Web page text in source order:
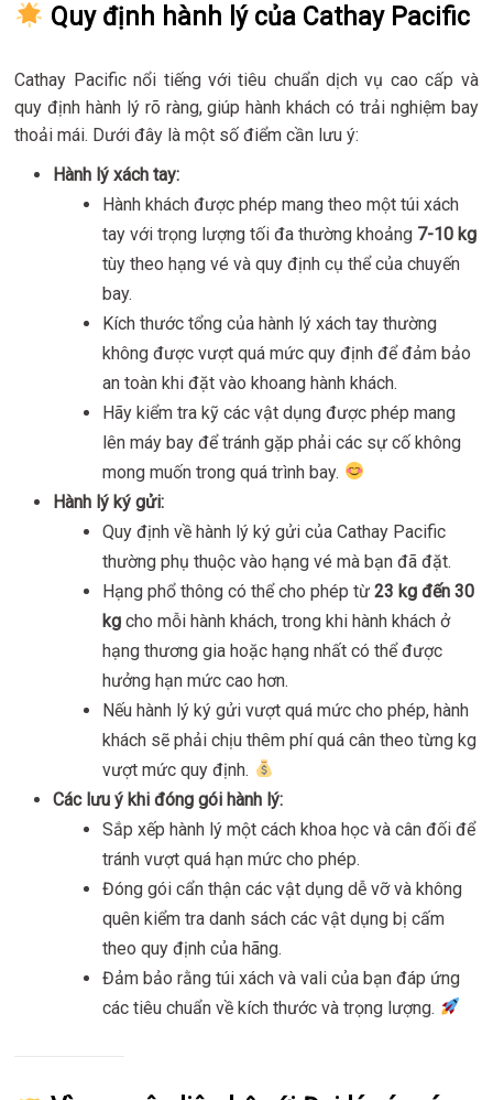
Quy định hành lý của Cathay Pacific
Cathay Pacific nổi tiếng với tiêu chuẩn dịch vụ cao cấp và
quy định hành lý rõ ràng, giúp hành khách có trải nghiệm bay
thoải mái. Dưới đây là một số điểm cần lưu ý:
Hành lý xách tay:
Hành khách được phép mang theo một túi xách
tay với trọng lượng tối đa thường khoảng 7-10 kg
tùy theo hạng vé và quy định cụ thể của chuyến
bay.
Kích thước tổng của hành lý xách tay thường
không được vượt quá mức quy định để đảm bảo
an toàn khi đặt vào khoang hành khách.
Hãy kiểm tra kỹ các vật dụng được phép mang
lên máy bay để tránh gặp phải các sự cố không
mong muốn trong quá trình bay.
Hành lý ký gửi:
Quy định về hành lý ký gửi của Cathay Pacific
thường phụ thuộc vào hạng vé mà bạn đã đặt.
Hạng phổ thông có thể cho phép từ23 kg đến 30
kg cho mỗi hành khách, trong khi hành khách ở
hạng thương gia hoặc hạng nhất có thể được
hưởng hạn mức cao hơn.
Nếu hành lý ký gửi vượt quá mức cho phép, hành
khách sẽ phải chịu thêm phí quá cân theo từng kg
vượt mức quy định.
Các lưu ý khi đóng gói hành lý:
Sắp xếp hành lý một cách khoa học và cân đối để
tránh vượt quá hạn mức cho phép.
Đóng gói cẩn thận các vật dụng dễ vỡ và không
quên kiểm tra danh sách các vật dụng bị cấm
theo quy định của hãng.
Đảm bảo rằng túi xách và vali của bạn đáp ứng
các tiêu chuẩn về kích thước và trọng lượng.